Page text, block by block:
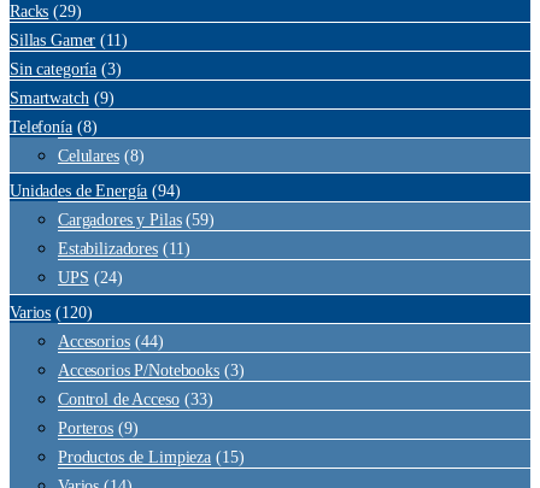
Racks (29)
Sillas Gamer (11)
Sin categoría (3)
Smartwatch (9)
Telefonía (8)
Celulares (8)
Unidades de Energía (94)
Cargadores y Pilas (59)
Estabilizadores (11)
UPS (24)
Varios (120)
Accesorios (44)
Accesorios P/Notebooks (3)
Control de Acceso (33)
Porteros (9)
Productos de Limpieza (15)